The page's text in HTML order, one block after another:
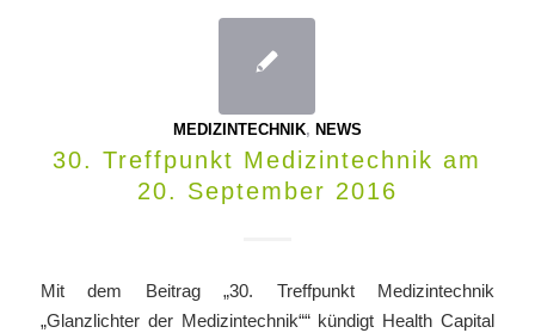
MEDIZINTECHNIK, NEWS
30. Treffpunkt Medizintechnik am
20. September 2016
Mit dem Beitrag „30. Treffpunkt Medizintechnik
„Glanzlichter der Medizintechnik““ kündigt Health Capital